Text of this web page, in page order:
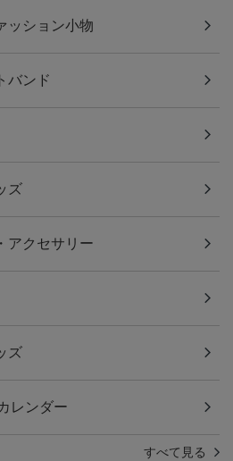
ッション小物
バンド
ズ
アクセサリー
ズ
レンダー
すべて見る